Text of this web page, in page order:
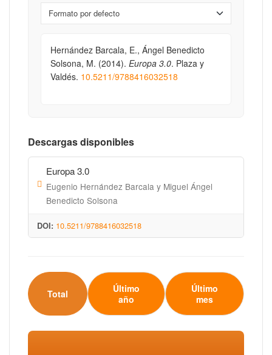
Hernández Barcala, E., Ángel Benedicto
Solsona, M. (2014). Europa 3.0. Plaza y
Valdés. 10.5211/9788416032518
Descargas disponibles
Europa 3.0
Eugenio Hernández Barcala y Miguel Ángel
Benedicto Solsona
DOI: 10.5211/9788416032518
Total
Último
año
Último
mes